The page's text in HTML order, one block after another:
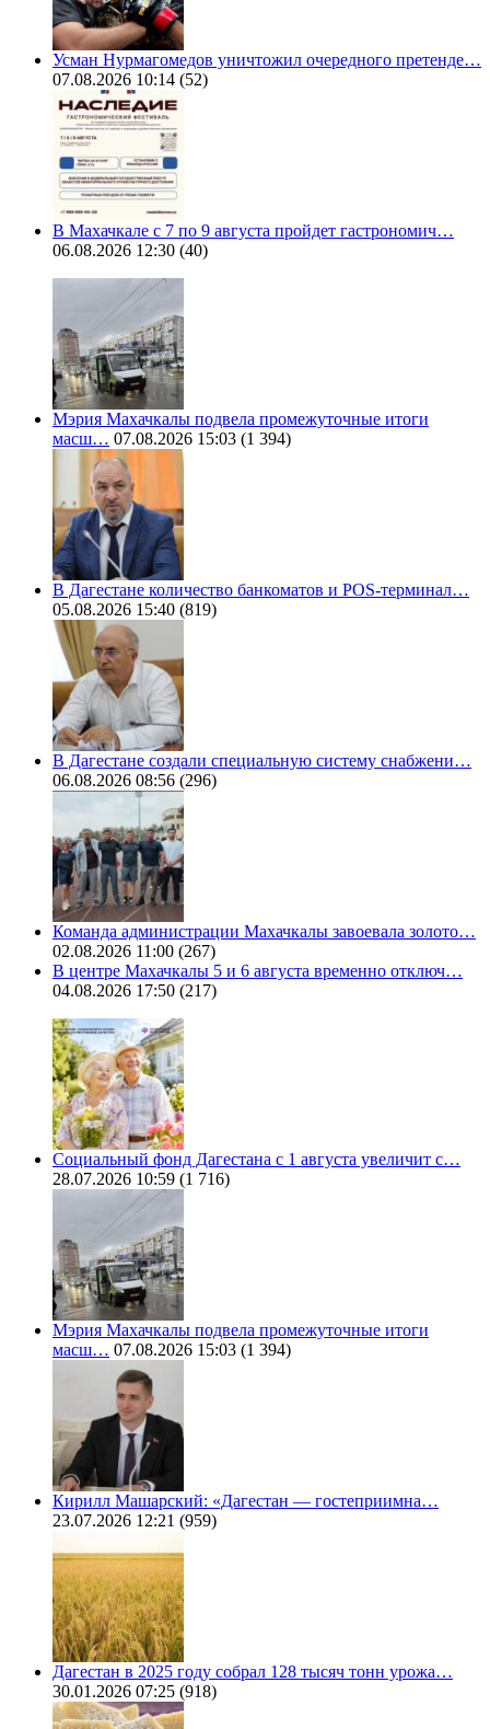
Усман Нурмагомедов уничтожил очередного претенде…
07.08.2026 10:14 (52)
В Махачкале с 7 по 9 августа пройдет гастрономич…
06.08.2026 12:30 (40)
Мэрия Махачкалы подвела промежуточные итоги
масш… 07.08.2026 15:03 (1 394)
В Дагестане количество банкоматов и POS-терминал…
05.08.2026 15:40 (819)
В Дагестане создали специальную систему снабжени…
06.08.2026 08:56 (296)
Команда администрации Махачкалы завоевала золото…
02.08.2026 11:00 (267)
В центре Махачкалы 5 и 6 августа временно отключ…
04.08.2026 17:50 (217)
Социальный фонд Дагестана с 1 августа увеличит с…
28.07.2026 10:59 (1 716)
Мэрия Махачкалы подвела промежуточные итоги
масш… 07.08.2026 15:03 (1 394)
Кирилл Машарский: «Дагестан — гостеприимна…
23.07.2026 12:21 (959)
Дагестан в 2025 году собрал 128 тысяч тонн урожа…
30.01.2026 07:25 (918)